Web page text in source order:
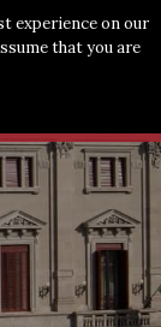
experience on our
that you are